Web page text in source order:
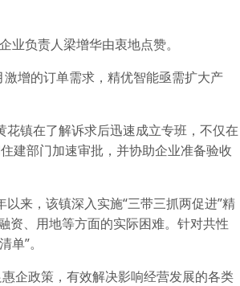
业负责人梁增华由衷地点赞。
增的订单需求，精优智能亟需扩大产
镇在了解诉求后迅速成立专班，不仅在
建部门加速审批，并协助企业准备验收
来，该镇深入实施“三带三抓两促进”精
资、用地等方面的实际困难。针对共性
”。
企政策，有效解决影响经营发展的各类